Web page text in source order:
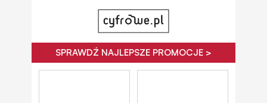
SPRAWDŹ NAJLEPSZE PROMOCJE >